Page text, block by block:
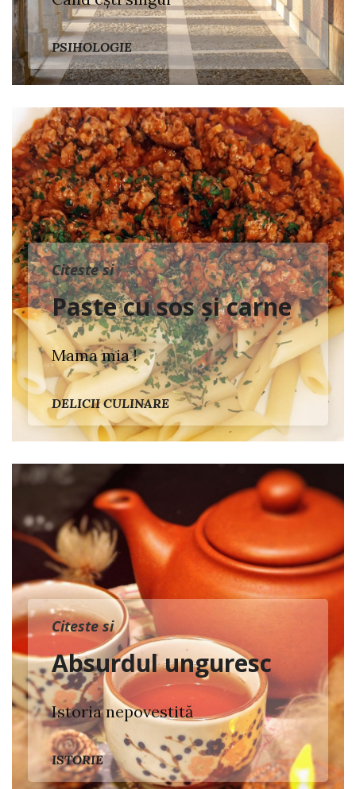
PSIHOLOGIE
Citeste si
Paste cu sos și carne
Mama mia !
DELICII CULINARE
Citeste si
Absurdul unguresc
Istoria nepovestită
ISTORIE